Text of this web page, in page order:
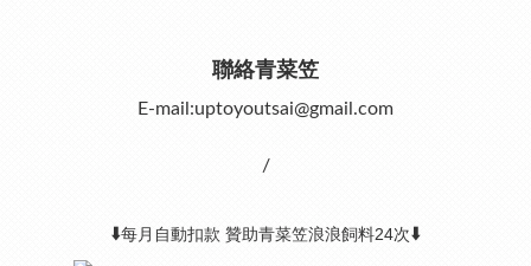
聯絡青菜笠
E-mail:uptoyoutsai@gmail.com
/
⬇️每月自動扣款 贊助青菜笠浪浪飼料24次⬇️